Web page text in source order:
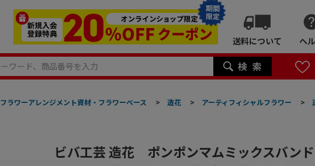
期間
限定
送料について ヘ
フラワーアレンジメント資材・フラワーベース > 造花 > アーティフィシャルフラワー >
ビバ工芸 造花 ポンポンマムミックスバン